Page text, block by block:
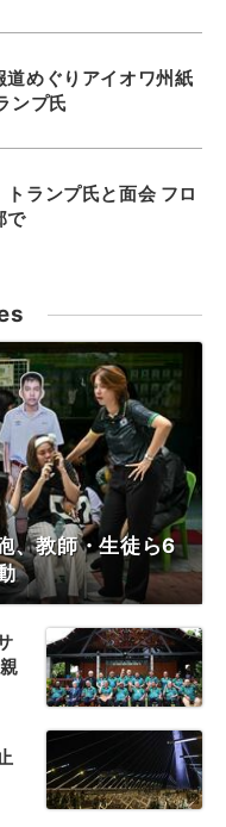
道めぐりアイオワ州紙
ンプ氏
トランプ氏と面会 フロ
で
、教師・生徒ら6